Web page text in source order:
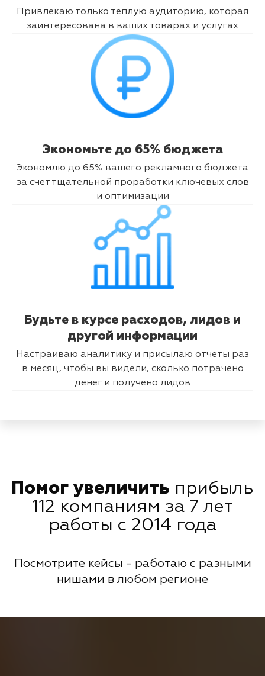
Привлекаю только теплую аудиторию, которая
заинтересована в ваших товарах и услугах
Экономьте до 65% бюджета
Экономлю до 65% вашего рекламного бюджета
за счет тщательной проработки ключевых слов
и оптимизации
Будьте в курсе расходов, лидов и
другой информации
Настраиваю аналитику и присылаю отчеты раз
в месяц, чтобы вы видели, сколько потрачено
денег и получено лидов
Помог увеличить прибыль
112 компаниям за 7 лет
работы с 2014 года
Посмотрите кейсы - работаю с разными
нишами в любом регионе